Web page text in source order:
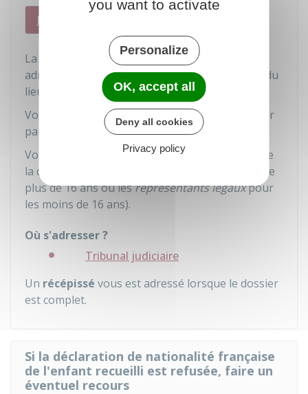
En France
La demande de nationalité française est à
adresser au tribunal judiciaire ou de proximité du
lieu de résidence du mineur.
Vous pouvez déposer votre dossier ou l'envoyer
par courrier.
Vous serez convoqué au tribunal pour souscrire
la déclaration, c'est-à-dire la signer (le mineur de
plus de 16 ans ou lesreprésentants légauxpour
les moins de 16 ans).
Où s'adresser ?
Tribunal judiciaire
Un récépissé vous est adressé lorsque le dossier
est complet.
Si la déclaration de nationalité française
de l'enfant recueilli est refusée, faire un
éventuel recours
you want to activate
Personalize
OK, accept all
Deny all cookies
Privacy policy